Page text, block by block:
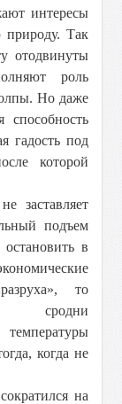
интересы
Так
отодвинуты
роль
Но даже
способность
гадость под
которой
заставляет
подъем
в
то
сродни
когда не
на